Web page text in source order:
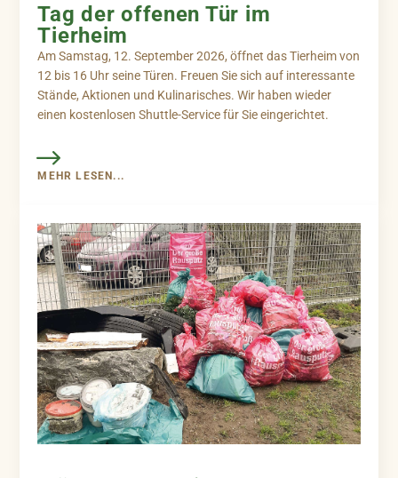
Tag der offenen Tür im
Tierheim
Am Samstag, 12. September 2026, öffnet das Tierheim von
12 bis 16 Uhr seine Türen. Freuen Sie sich auf interessante
Stände, Aktionen und Kulinarisches. Wir haben wieder
einen kostenlosen Shuttle-Service für Sie eingerichtet.
MEHR LESEN...